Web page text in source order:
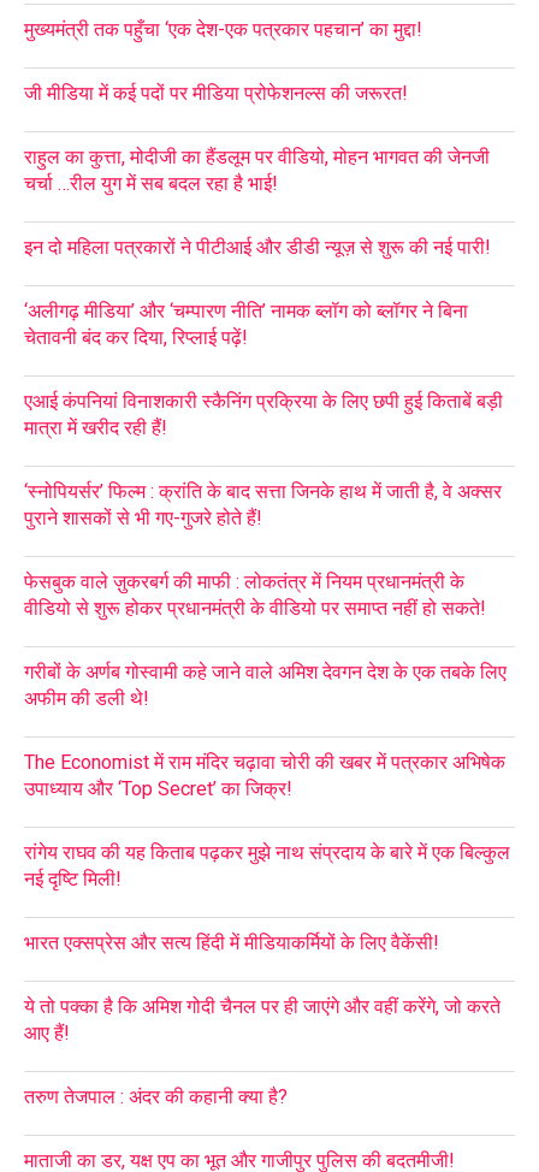
मुख्यमंत्री तक पहुँचा ‘एक देश-एक पत्रकार पहचान’ का मुद्दा!
जी मीडिया में कई पदों पर मीडिया प्रोफेशनल्स की जरूरत!
राहुल का कुत्ता, मोदीजी का हैंडलूम पर वीडियो, मोहन भागवत की जेनजी
चर्चा …रील युग में सब बदल रहा है भाई!
इन दो महिला पत्रकारों ने पीटीआई और डीडी न्यूज़ से शुरू की नई पारी!
‘अलीगढ़ मीडिया’ और ‘चम्पारण नीति’ नामक ब्लॉग को ब्लॉगर ने बिना
चेतावनी बंद कर दिया, रिप्लाई पढ़ें!
एआई कंपनियां विनाशकारी स्कैनिंग प्रक्रिया के लिए छपी हुई किताबें बड़ी
मात्रा में खरीद रही हैं!
‘स्नोपियर्सर’ फिल्म : क्रांति के बाद सत्ता जिनके हाथ में जाती है, वे अक्सर
पुराने शासकों से भी गए-गुजरे होते हैं!
फेसबुक वाले ज़ुकरबर्ग की माफी : लोकतंत्र में नियम प्रधानमंत्री के
वीडियो से शुरू होकर प्रधानमंत्री के वीडियो पर समाप्त नहीं हो सकते!
गरीबों के अर्णब गोस्वामी कहे जाने वाले अमिश देवगन देश के एक तबके लिए
अफीम की डली थे!
The Economist में राम मंदिर चढ़ावा चोरी की खबर में पत्रकार अभिषेक
उपाध्याय और ‘Top Secret’ का जिक्र!
रांगेय राघव की यह किताब पढ़कर मुझे नाथ संप्रदाय के बारे में एक बिल्कुल
नई दृष्टि मिली!
भारत एक्सप्रेस और सत्य हिंदी में मीडियाकर्मियों के लिए वैकेंसी!
ये तो पक्का है कि अमिश गोदी चैनल पर ही जाएंगे और वहीं करेंगे, जो करते
आए हैं!
तरुण तेजपाल : अंदर की कहानी क्या है?
माताजी का डर, यक्ष एप का भूत और गाजीपुर पुलिस की बदतमीजी!